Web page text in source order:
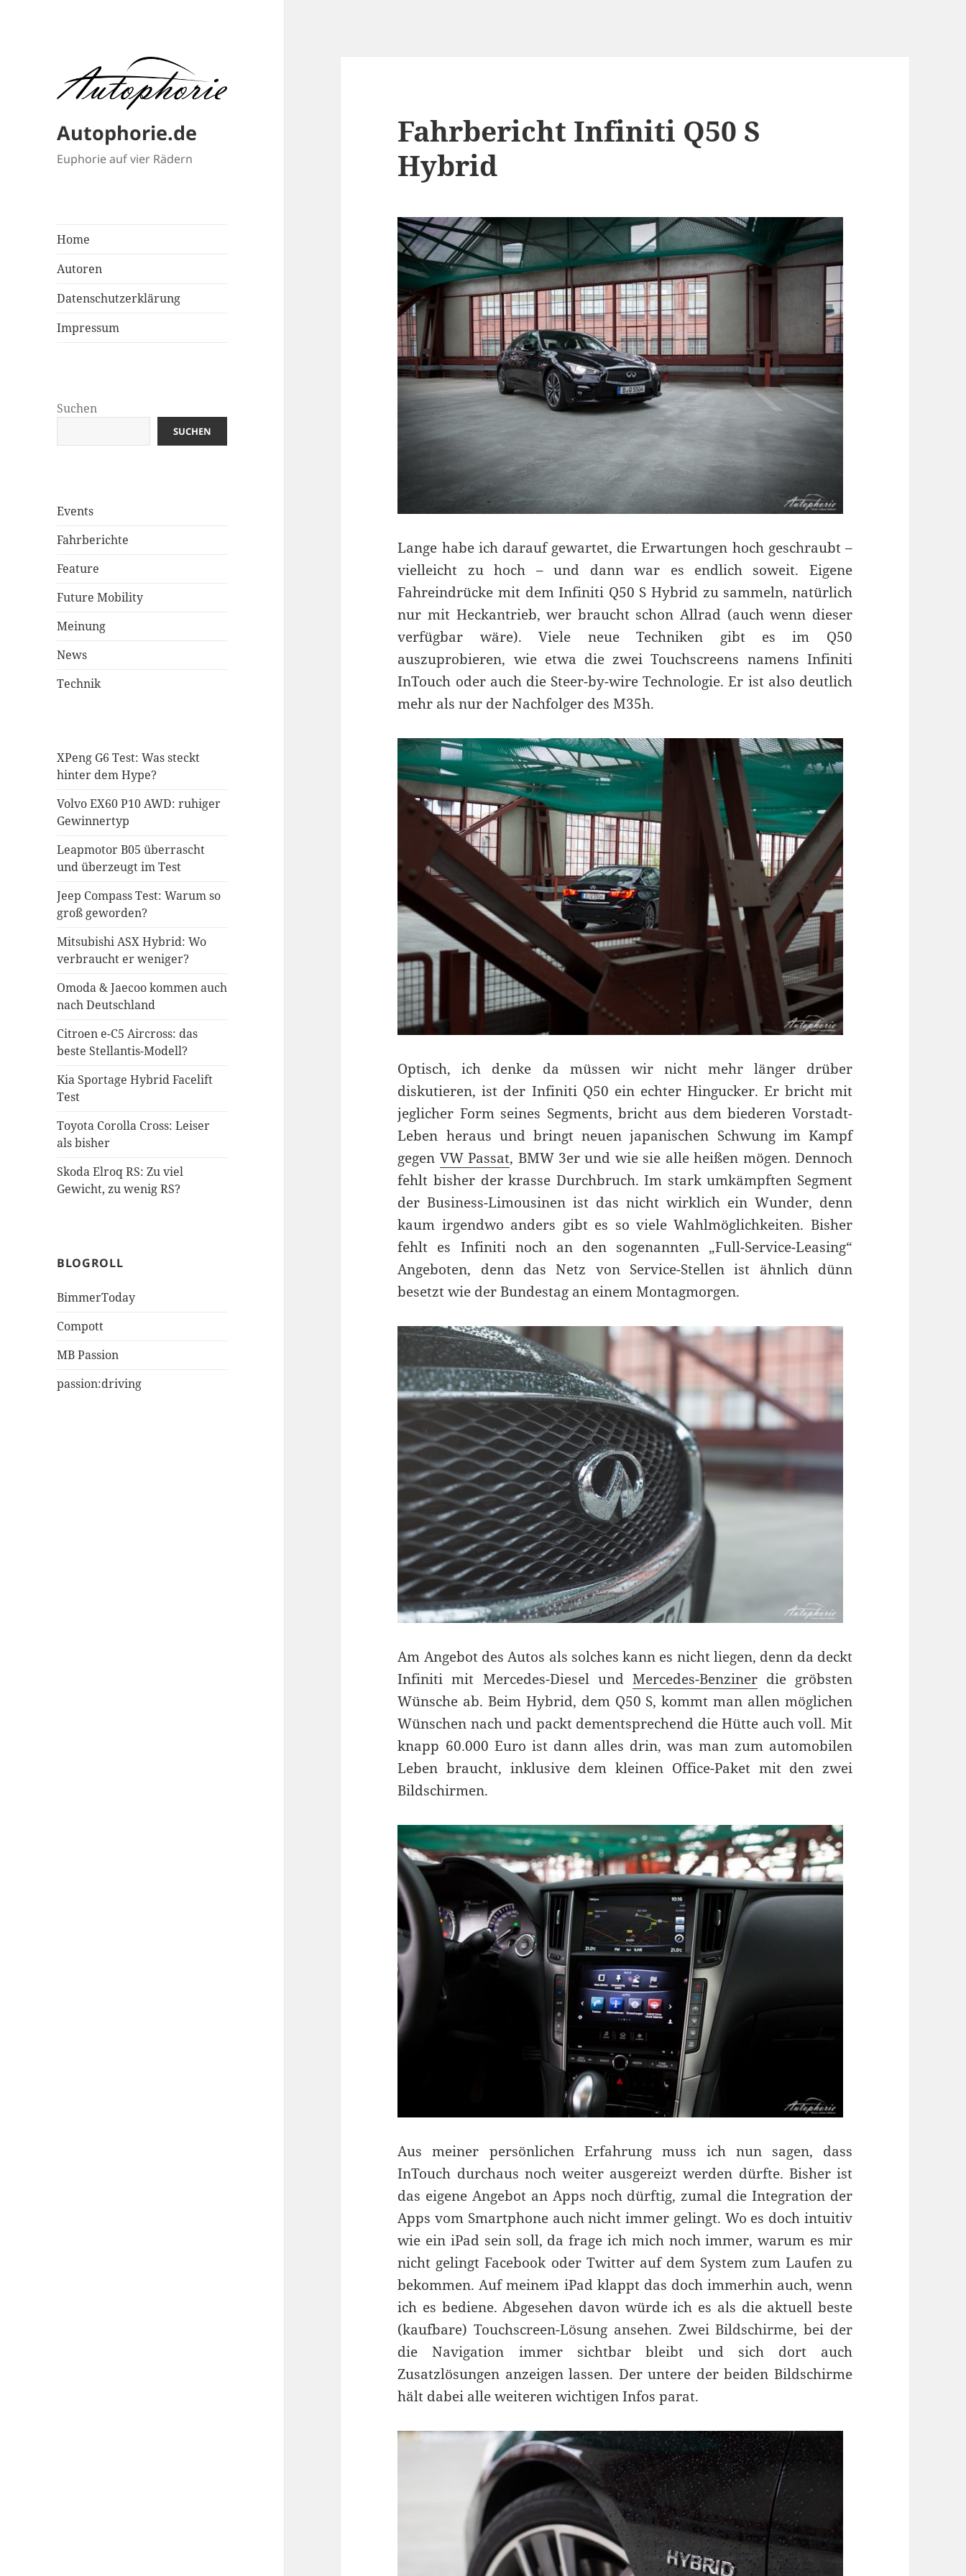
Autophorie.de
Euphorie auf vier Rädern
Home
Autoren
Datenschutzerklärung
Impressum
Suchen
SUCHEN
Events
Fahrberichte
Feature
Future Mobility
Meinung
News
Technik
XPeng G6 Test: Was steckt
hinter dem Hype?
Volvo EX60 P10 AWD: ruhiger
Gewinnertyp
Leapmotor B05 überrascht
und überzeugt im Test
Jeep Compass Test: Warum so
groß geworden?
Mitsubishi ASX Hybrid: Wo
verbraucht er weniger?
Omoda & Jaecoo kommen auch
nach Deutschland
Citroen e-C5 Aircross: das
beste Stellantis-Modell?
Kia Sportage Hybrid Facelift
Test
Toyota Corolla Cross: Leiser
als bisher
Skoda Elroq RS: Zu viel
Gewicht, zu wenig RS?
BLOGROLL
BimmerToday
Compott
MB Passion
passion:driving
Fahrbericht Infiniti Q50 S
Hybrid
Lange habe ich darauf gewartet, die Erwartungen hoch geschraubt –
vielleicht zu hoch – und dann war es endlich soweit. Eigene
Fahreindrücke mit dem Infiniti Q50 S Hybrid zu sammeln, natürlich
nur mit Heckantrieb, wer braucht schon Allrad (auch wenn dieser
verfügbar wäre). Viele neue Techniken gibt es im Q50
auszuprobieren, wie etwa die zwei Touchscreens namens Infiniti
InTouch oder auch die Steer-by-wire Technologie. Er ist also deutlich
mehr als nur der Nachfolger des M35h.
Optisch, ich denke da müssen wir nicht mehr länger drüber
diskutieren, ist der Infiniti Q50 ein echter Hingucker. Er bricht mit
jeglicher Form seines Segments, bricht aus dem biederen Vorstadt-
Leben heraus und bringt neuen japanischen Schwung im Kampf
gegen VW Passat, BMW 3er und wie sie alle heißen mögen. Dennoch
fehlt bisher der krasse Durchbruch. Im stark umkämpften Segment
der Business-Limousinen ist das nicht wirklich ein Wunder, denn
kaum irgendwo anders gibt es so viele Wahlmöglichkeiten. Bisher
fehlt es Infiniti noch an den sogenannten „Full-Service-Leasing“
Angeboten, denn das Netz von Service-Stellen ist ähnlich dünn
besetzt wie der Bundestag an einem Montagmorgen.
Am Angebot des Autos als solches kann es nicht liegen, denn da deckt
Infiniti mit Mercedes-Diesel und Mercedes-Benzinerdie gröbsten
Wünsche ab. Beim Hybrid, dem Q50 S, kommt man allen möglichen
Wünschen nach und packt dementsprechend die Hütte auch voll. Mit
knapp 60.000 Euro ist dann alles drin, was man zum automobilen
Leben braucht, inklusive dem kleinen Office-Paket mit den zwei
Bildschirmen.
Aus meiner persönlichen Erfahrung muss ich nun sagen, dass
InTouch durchaus noch weiter ausgereizt werden dürfte. Bisher ist
das eigene Angebot an Apps noch dürftig, zumal die Integration der
Apps vom Smartphone auch nicht immer gelingt. Wo es doch intuitiv
wie ein iPad sein soll, da frage ich mich noch immer, warum es mir
nicht gelingt Facebook oder Twitter auf dem System zum Laufen zu
bekommen. Auf meinem iPad klappt das doch immerhin auch, wenn
ich es bediene. Abgesehen davon würde ich es als die aktuell beste
(kaufbare) Touchscreen-Lösung ansehen. Zwei Bildschirme, bei der
die Navigation immer sichtbar bleibt und sich dort auch
Zusatzlösungen anzeigen lassen. Der untere der beiden Bildschirme
hält dabei alle weiteren wichtigen Infos parat.